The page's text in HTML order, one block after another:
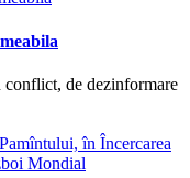
conflict, de dezinformare